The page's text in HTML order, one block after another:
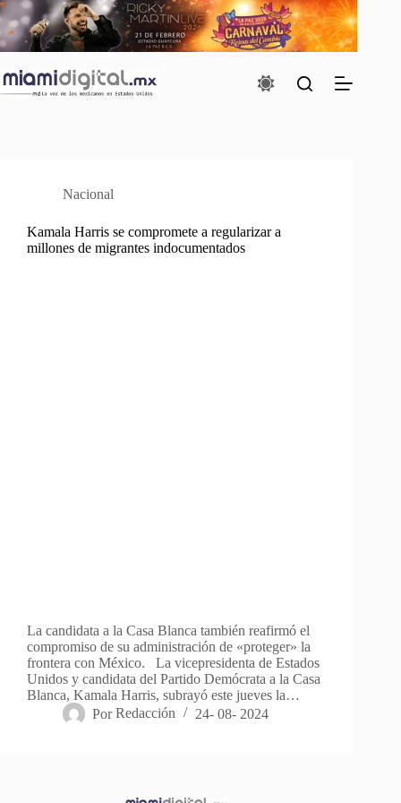
Saltar
al
contenido
Nacional
Kamala Harris se compromete a regularizar a
millones de migrantes indocumentados
La candidata a la Casa Blanca también reafirmó el
compromiso de su administración de «proteger» la
frontera con México. La vicepresidenta de Estados
Unidos y candidata del Partido Demócrata a la Casa
Blanca, Kamala Harris, subrayó este jueves la…
Por Redacción 24- 08- 2024